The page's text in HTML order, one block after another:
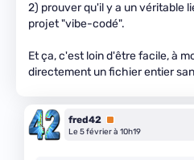
2) prouver qu'il y a un véritable
projet "vibe-codé".
Et ça, c'est loin d'être facile, à
directement un fichier entier
fred42 Premium
Le 5 février à 10h19